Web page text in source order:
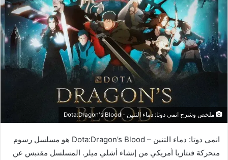
ملخص وشرح انمي دوتا: دماء التنين - Dota:Dragon's Blood
انمي دوتا: دماء التنين – Dota:Dragon’s Blood هو مسلسل رسوم
متحركة فنتازيا أمريكي من إنشاء أشلي ميلر. المسلسل مقتبس عن